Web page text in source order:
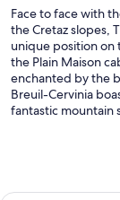
Face to face with
the Cretaz slopes,
unique position on
the Plain Maison
enchanted by the
Breuil-Cervinia
fantastic mountain
between the